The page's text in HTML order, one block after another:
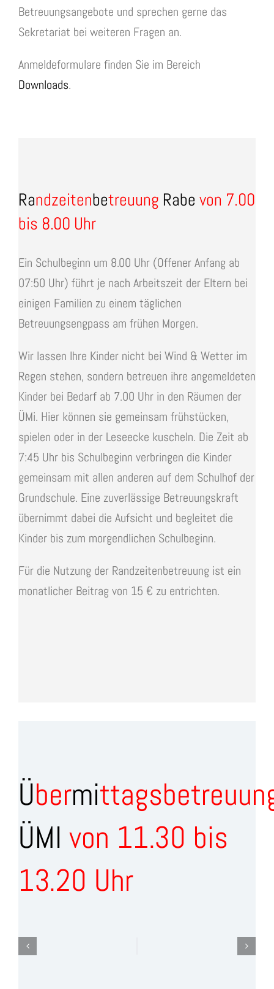
Betreuungsangebote und sprechen gerne das
Sekretariat bei weiteren Fragen an.
Anmeldeformulare finden Sie im Bereich
Downloads.
Randzeitenbetreuung Rabe von 7.00
bis 8.00 Uhr
Ein Schulbeginn um 8.00 Uhr (Offener Anfang ab
07:50 Uhr) führt je nach Arbeitszeit der Eltern bei
einigen Familien zu einem täglichen
Betreuungsengpass am frühen Morgen.
Wir lassen Ihre Kinder nicht bei Wind & Wetter im
Regen stehen, sondern betreuen ihre angemeldeten
Kinder bei Bedarf ab 7.00 Uhr in den Räumen der
ÜMi. Hier können sie gemeinsam frühstücken,
spielen oder in der Leseecke kuscheln. Die Zeit ab
7:45 Uhr bis Schulbeginn verbringen die Kinder
gemeinsam mit allen anderen auf dem Schulhof der
Grundschule. Eine zuverlässige Betreuungskraft
übernimmt dabei die Aufsicht und begleitet die
Kinder bis zum morgendlichen Schulbeginn.
Für die Nutzung der Randzeitenbetreuung ist ein
monatlicher Beitrag von 15 € zu entrichten.
Übermi
ÜMI von 11.30 bis
13.20 Uhr